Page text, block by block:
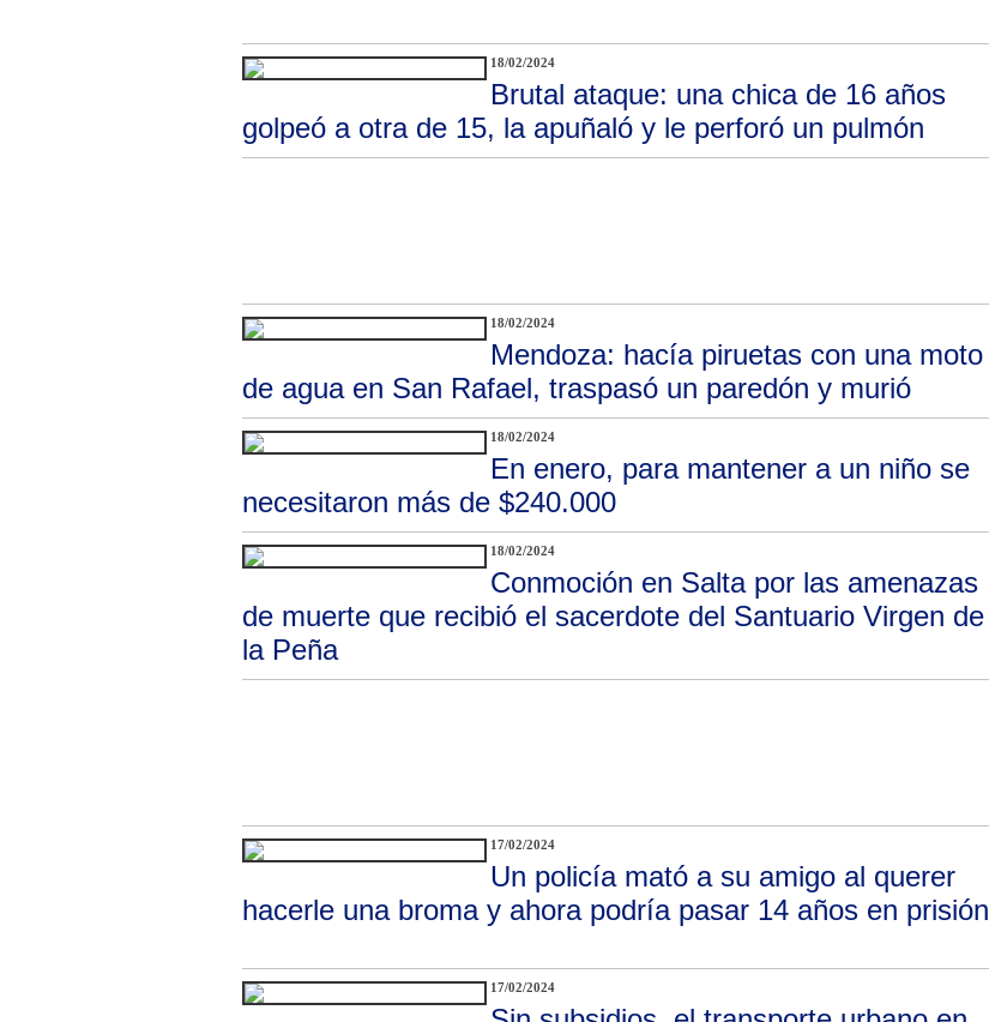
18/02/2024
Brutal ataque: una chica de 16 años
golpeó a otra de 15, la apuñaló y le perforó un pulmón
18/02/2024
Mendoza: hacía piruetas con una moto
de agua en San Rafael, traspasó un paredón y murió
18/02/2024
En enero, para mantener a un niño se
necesitaron más de $240.000
18/02/2024
Conmoción en Salta por las amenazas
de muerte que recibió el sacerdote del Santuario Virgen de
la Peña
17/02/2024
Un policía mató a su amigo al querer
hacerle una broma y ahora podría pasar 14 años en prisión
17/02/2024